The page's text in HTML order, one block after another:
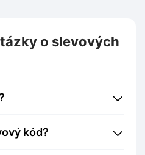
o slevových
kód?